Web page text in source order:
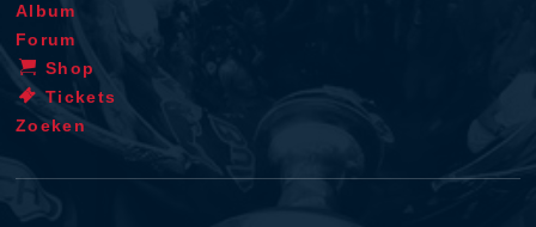
Album
Forum
Shop
Tickets
Zoeken